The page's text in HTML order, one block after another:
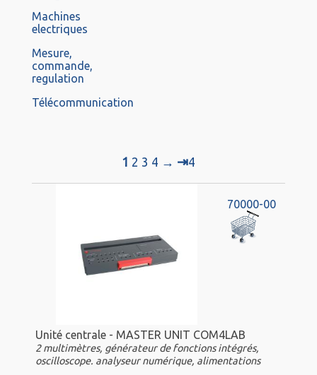
Machines
electriques
Mesure,
commande,
regulation
Télécommunication
1 2 3 4 → ⇥4
70000-00
Unité centrale - MASTER UNIT COM4LAB
2 multimètres, générateur de fonctions intégrés,
oscilloscope. analyseur numérique, alimentations